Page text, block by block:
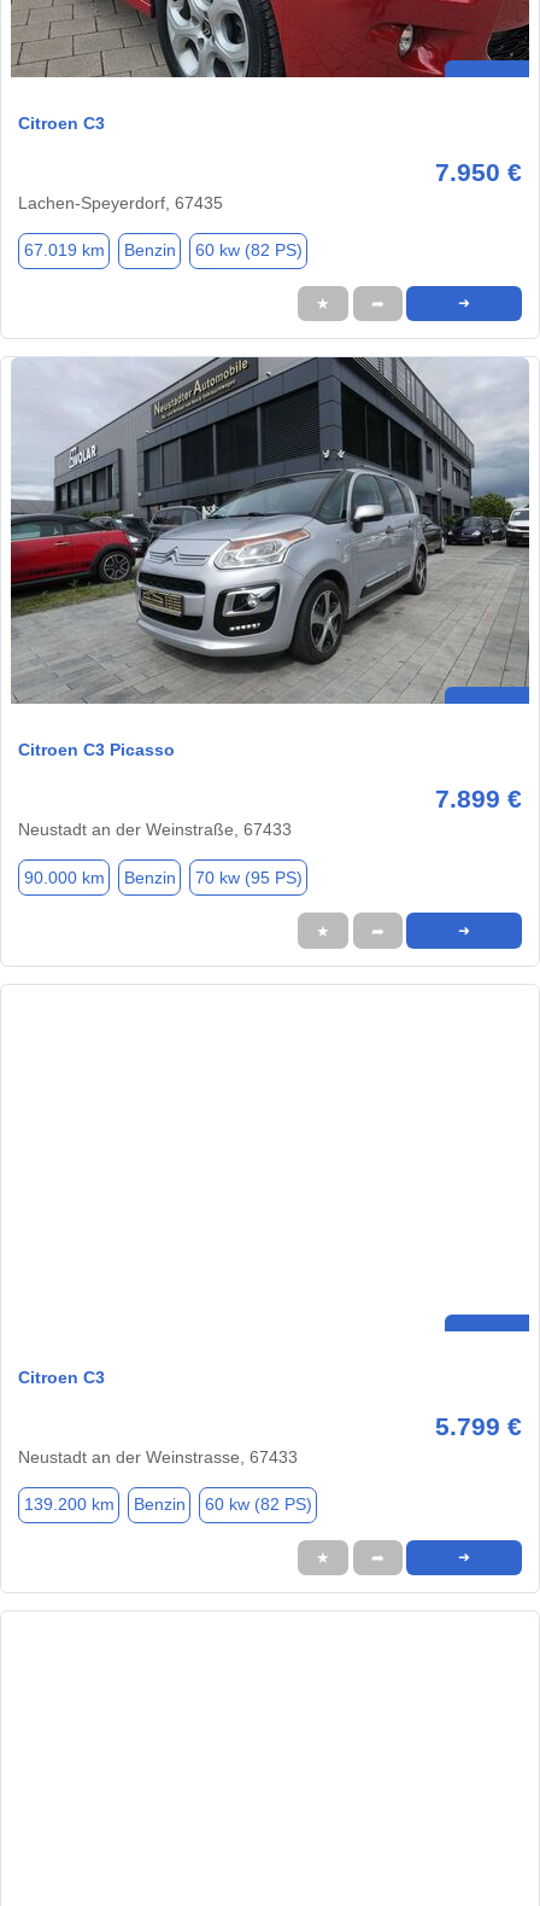
Citroen C3
7.950 €
Lachen-Speyerdorf, 67435
67.019 km Benzin 60 kw (82 PS)
★ ➦ ➜
Citroen C3 Picasso
7.899 €
Neustadt an der Weinstraße, 67433
90.000 km Benzin 70 kw (95 PS)
★ ➦ ➜
Citroen C3
5.799 €
Neustadt an der Weinstrasse, 67433
139.200 km Benzin 60 kw (82 PS)
★ ➦ ➜